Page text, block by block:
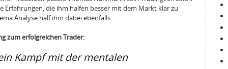
Erfahrungen, die ihm halfen besser mit dem Markt klar zu
Analyse half ihm dabei ebenfalls.
zum erfolgreichen Trader:
Kampf mit der mentalen